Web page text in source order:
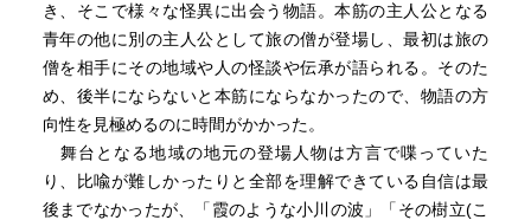
き、そこで様々な怪異に出会う物語。本筋の主人公となる
青年の他に別の主人公として旅の僧が登場し、最初は旅の
僧を相手にその地域や人の怪談や伝承が語られる。そのた
め、後半にならないと本筋にならなかったので、物語の方
向性を見極めるのに時間がかかった。
舞台となる地域の地元の登場人物は方言で喋っていた
り、比喩が難しかったりと全部を理解できている自信は最
後までなかったが、「霞のような小川の波」「その樹立(こ